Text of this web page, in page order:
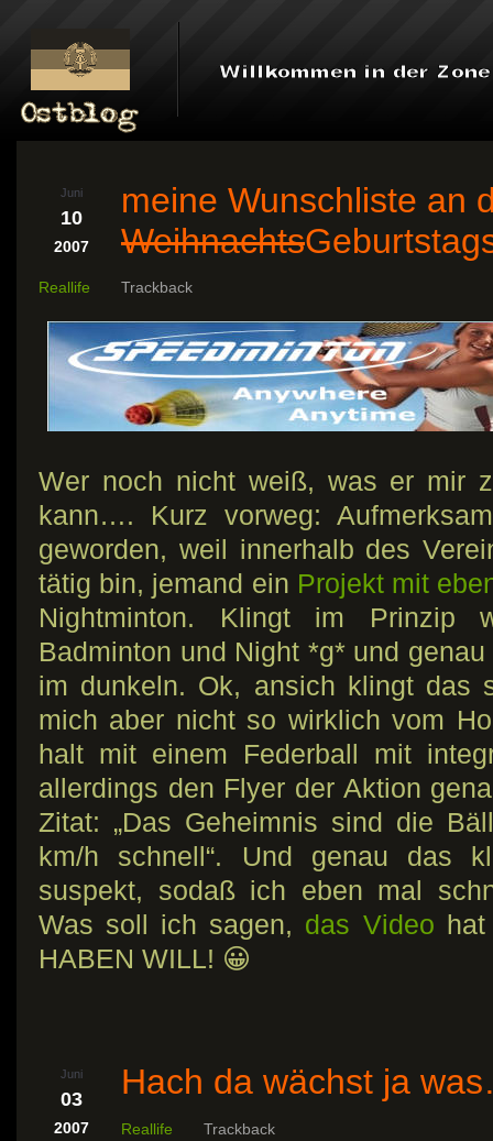
Juni
10
2007
meine Wunschliste an
Weihnachts
Reallife Trackback
Wer noch nicht weiß, was er mir
kann…. Kurz vorweg:
geworden, weil innerhalb des
tätig bin, jemand ein Projekt mit
Nightminton. Klingt im Prinzip
Badminton und Night *g* und
im dunkeln. Ok, ansich klingt das
mich aber nicht so wirklich vom
halt mit einem Federball mit
allerdings den Flyer der Aktion
Zitat: „Das Geheimnis sind die
km/h schnell“. Und genau das
suspekt, sodaß ich eben mal
Was soll ich sagen, das Video
HABEN WILL! 😀
Juni
03
2007
Hach da wächst ja
Reallife Trackback